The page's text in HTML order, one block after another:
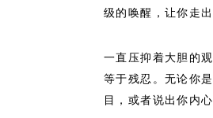
级的唤醒，让你走
一直压抑着大胆的
等于残忍。无论你
目，或者说出你内